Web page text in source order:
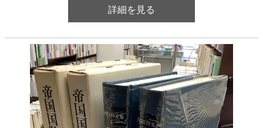
詳細を見る